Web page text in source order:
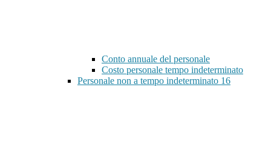
Conto annuale del personale
Costo personale tempo indeterminato
Personale non a tempo indeterminato 16